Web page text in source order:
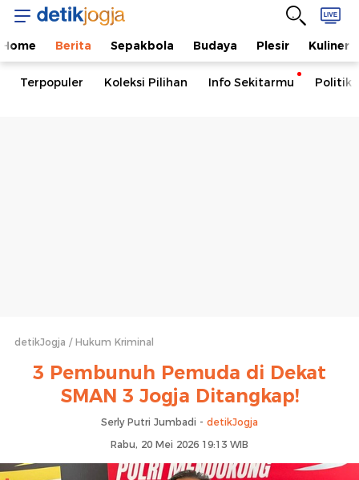
Home Berita Sepakbola Budaya Plesir Kuliner
Terpopuler Koleksi Pilihan Info Sekitarmu Politik
detikJogja Hukum Kriminal
3 Pembunuh Pemuda di Dekat
SMAN 3 Jogja Ditangkap!
Serly Putri Jumbadi - detikJogja
Rabu, 20 Mei 2026 19:13 WIB